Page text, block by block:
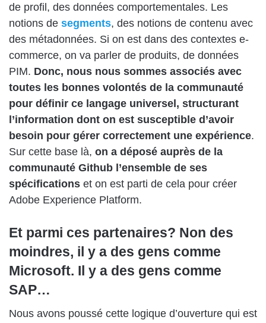
de profil, des données comportementales. Les
notions de segments, des notions de contenu avec
des métadonnées. Si on est dans des contextes e-
commerce, on va parler de produits, de données
PIM. Donc, nous nous sommes associés avec
toutes les bonnes volontés de la communauté
pour définir ce langage universel, structurant
l’information dont on est susceptible d’avoir
besoin pour gérer correctement une expérience.
Sur cette base là, on a déposé auprès de la
communauté Github l’ensemble de ses
spécifications et on est parti de cela pour créer
Adobe Experience Platform.
Et parmi ces partenaires? Non des
moindres, il y a des gens comme
Microsoft. Il y a des gens comme
SAP…
Nous avons poussé cette logique d’ouverture qui est